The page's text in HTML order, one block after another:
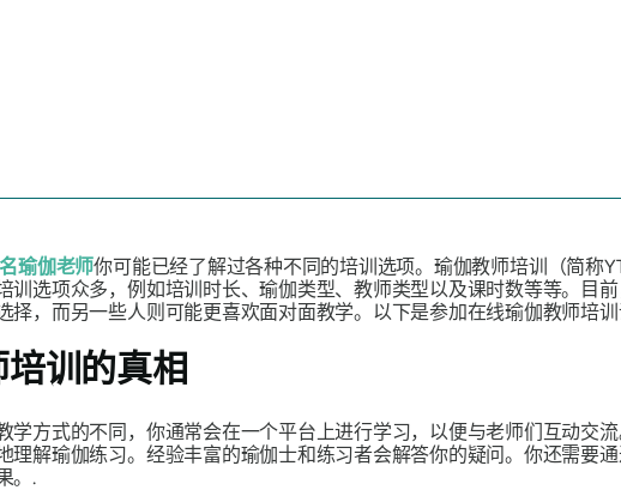
瑜伽老师你可能已经了解过各种不同的培训选项。瑜伽教师培训（简称
训选项众多，例如培训时长、瑜伽类型、教师类型以及课时数等等。目
择，而另一些人则可能更喜欢面对面教学。以下是参加在线瑜伽教师培
训的真相
方式的不同，你通常会在一个平台上进行学习，以便与老师们互动交
理解瑜伽练习。经验丰富的瑜伽士和练习者会解答你的疑问。你还需要
。.